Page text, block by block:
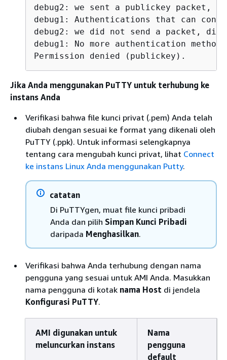
debug2: we sent a publickey packet,
debug1: Authentications that can
debug2: we did not send a packet,
debug1: No more authentication
Permission denied (publickey).
Jika Anda menggunakan PuTTY untuk terhubung ke
instans Anda
Verifikasi bahwa file kunci privat (.pem) Anda telah
diubah dengan sesuai ke format yang dikenali oleh
PuTTY (.ppk). Untuk informasi selengkapnya
tentang cara mengubah kunci privat, lihat Connect
ke instans Linux Anda menggunakan Putty.
catatan
Di PuTTYgen, muat file kunci pribadi
Anda dan pilih Simpan Kunci Pribadi
daripada Menghasilkan.
Verifikasi bahwa Anda terhubung dengan nama
pengguna yang sesuai untuk AMI Anda. Masukkan
nama pengguna di kotak nama Host di jendela
Konfigurasi PuTTY.
AMI digunakan untuk
meluncurkan instans
Nama
pengguna
default